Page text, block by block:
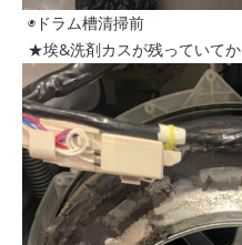
◉ドラム槽清掃前
★埃&洗剤カスが残っていてか